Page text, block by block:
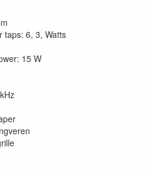
taps: 6, 3, Watts
15 W